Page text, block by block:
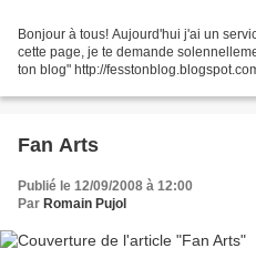
Bonjour à tous! Aujourd'hui j'ai un
cette page, je te demande
ton blog" http://
Fan Arts
Publié le 12/09/2008 à 12:00
Par Romain Pujol